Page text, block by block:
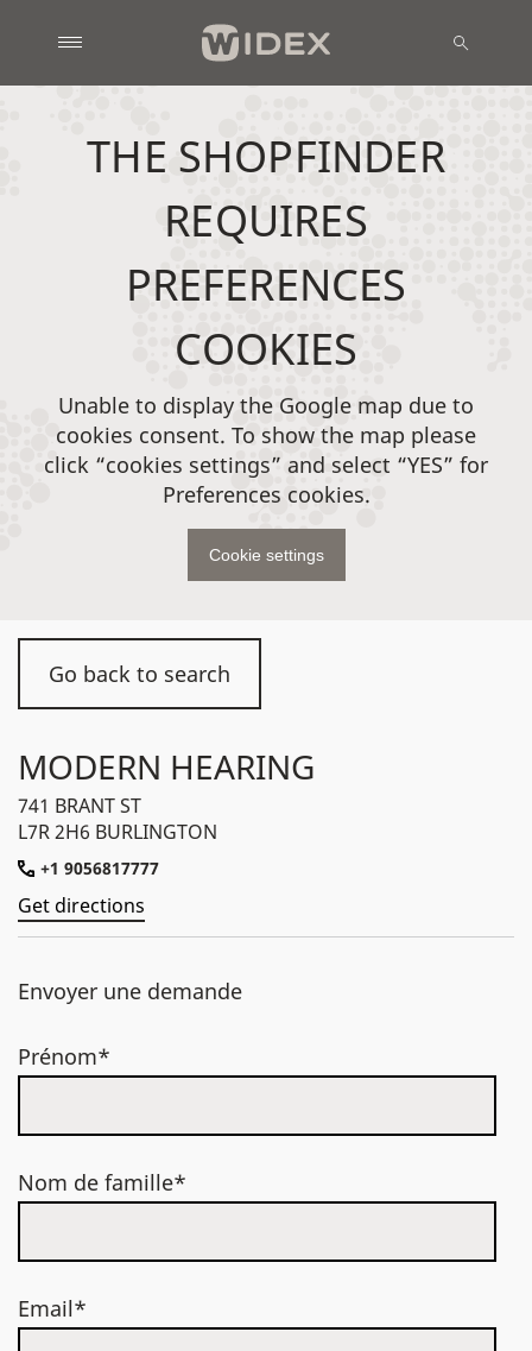
Go back to search
MODERN HEARING
741 BRANT ST
L7R 2H6 BURLINGTON
+1 9056817777
Get directions
Envoyer une demande
Prénom*
Nom de famille*
Email*
THE SHOPFINDER
REQUIRES
PREFERENCES
COOKIES
Unable to display the Google map due to
cookies consent. To show the map please
click “cookies settings” and select “YES” for
Preferences cookies.
Cookie settings